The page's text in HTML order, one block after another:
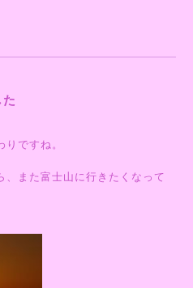
ですね。
、また富士山に行きたくなって